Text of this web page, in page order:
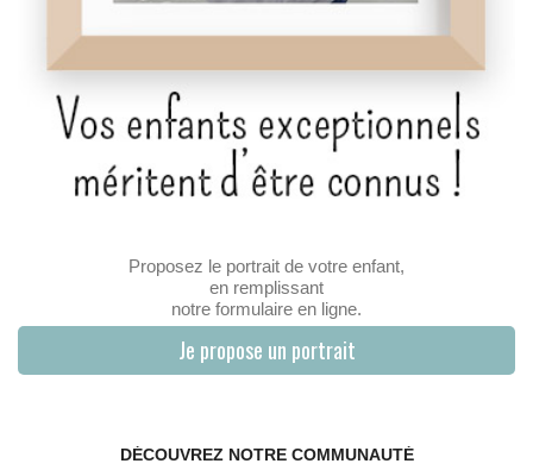
Proposez le portrait de votre enfant,
en remplissant
notre formulaire en ligne.
Je propose un portrait
DÉCOUVREZ NOTRE COMMUNAUTÉ